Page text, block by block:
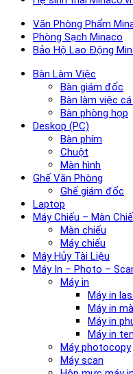
Văn Phòng Phẩm
Phòng Sạch Minaco
Bảo Hộ Lao Động
Bàn Làm Việc
Bàn giám đốc
Bàn làm việc
Bàn phòng họp
Deskop (PC)
Bàn phím
Chuột
Màn hình
Ghế Văn Phòng
Ghế giám đốc
Laptop
Máy Chiếu – Màn
Màn chiếu
Máy chiếu
Máy Hủy Tài Liệu
Máy In – Photo –
Máy in
Máy in
Máy in
Máy in
Máy in
Máy photocopy
Máy scan